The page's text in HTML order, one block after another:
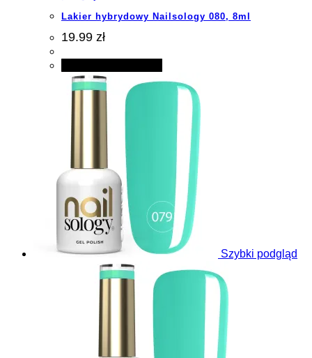
Lakier hybrydowy Nailsology 080, 8ml
19.99 zł
Szybki podgląd